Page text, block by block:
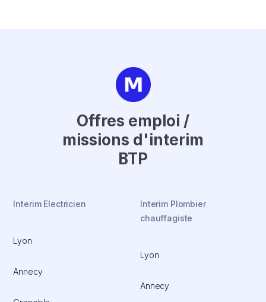
Offres emploi /
missions d'interim
BTP
Interim Electricien
Lyon
Annecy
Interim Plombier
chauffagiste
Lyon
Annecy